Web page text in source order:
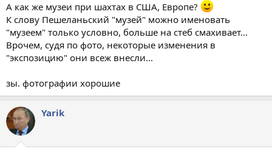
А как же музеи при шахтах в США, Европе?
К слову Пешеланьский "музей" можно именовать
"музеем" только условно, больше на стеб смахивает...
Врочем, судя по фото, некоторые изменения в
"экспозицию" они всеж внесли...
зы. фотографии хорошие
Yarik